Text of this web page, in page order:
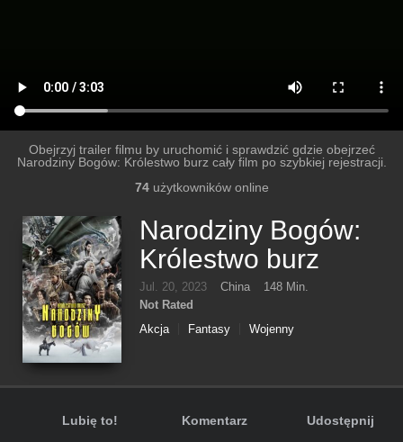
Obejrzyj trailer filmu by uruchomić i sprawdzić gdzie obejrzeć
Narodziny Bogów: Królestwo burz cały film po szybkiej rejestracji.
74użytkowników online
Narodziny Bogów:
Królestwo burz
Jul. 20, 2023 China
148 Min.
Not Rated
Akcja
Fantasy Wojenny
Lubię to! Komentarz Udostępnij